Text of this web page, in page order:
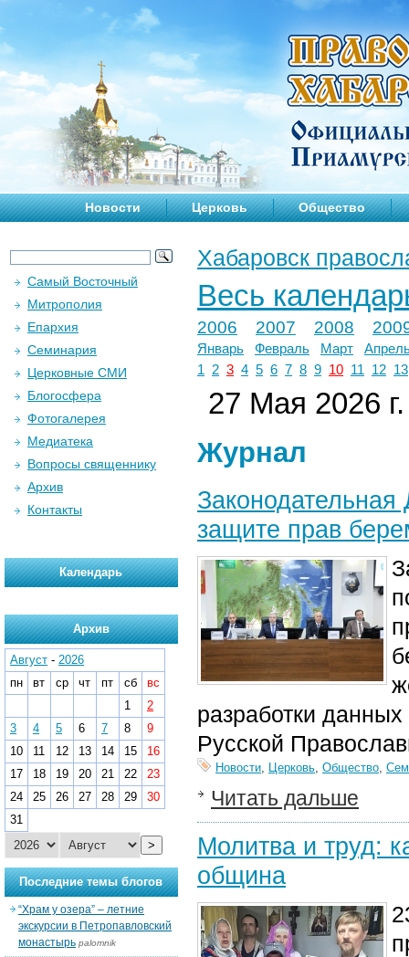
Новости Церковь Общество
Хабаровск
Весь
2006 2007 2008
Январь Февраль Март
1
2 3 4 5 6 7 8 9 10 11 12 13
27 Мая 2026 г.
Журнал
защите прав
разработки
Русской
Новости, Церковь, Общество,
Читать дальше
Молитва и труд:
община
Самый Восточный
Митрополия
Епархия
Семинария
Церковные СМИ
Блогосфера
Фотогалерея
Медиатека
Вопросы священнику
Архив
Контакты
Календарь
Архив
Август - 2026
пн
вт ср чт пт сб
вс
1
2
3
4 5 6 7 8
9
10
11 12 13 14 15
16
17
18 19 20 21 22
23
24
25 26 27 28 29
30
31
>
Последние темы блогов
“Храм у озера” – летние
экскурсии в Петропавловский
монастырь palomnik